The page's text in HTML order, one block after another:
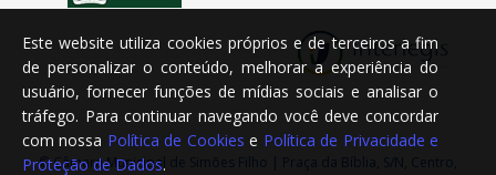
© Câmara Municipal de Simões Filho | Praça da Bíblia, S/N, Centro,
Este website utiliza cookies próprios e de terceiros a fim
de personalizar o conteúdo, melhorar a experiência do
usuário, fornecer funções de mídias sociais e analisar o
tráfego. Para continuar navegando você deve concordar
com nossa Política de Cookies e Política de Privacidade e
Proteção de Dados.